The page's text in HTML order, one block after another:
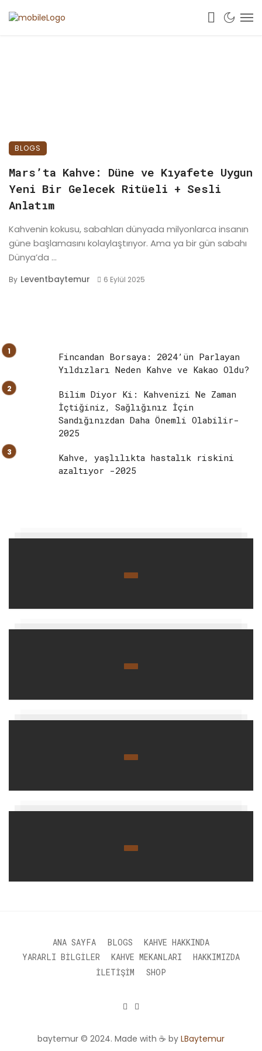
BLOGS
Mars’ta Kahve: Düne ve Kıyafete Uygun
Yeni Bir Gelecek Ritüeli + Sesli
Anlatım
Kahvenin kokusu, sabahları dünyada milyonlarca insanın
güne başlamasını kolaylaştırıyor. Ama ya bir gün sabahı
Dünya’da ...
By Leventbaytemur 6 Eylül 2025
Fincandan Borsaya: 2024’ün Parlayan
Yıldızları Neden Kahve ve Kakao Oldu?
Bilim Diyor Ki: Kahvenizi Ne Zaman
İçtiğiniz, Sağlığınız İçin
Sandığınızdan Daha Önemli Olabilir-
2025
Kahve, yaşlılıkta hastalık riskini
azaltıyor -2025
ANA SAYFA BLOGS
KAHVE HAKKINDA
YARARLI BILGILER
KAHVE MEKANLARI
HAKKIMIZDA
İLETIŞIM
SHOP
baytemur © 2024. Made with ☕ by LBaytemur